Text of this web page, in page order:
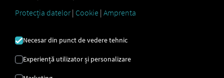
MAN TIPMATIC
TEREN
ACCIDENTAT
Protecția datelor | Cookie | Amprenta
Necesar din punct de vedere tehnic
Experiență utilizator și personalizare